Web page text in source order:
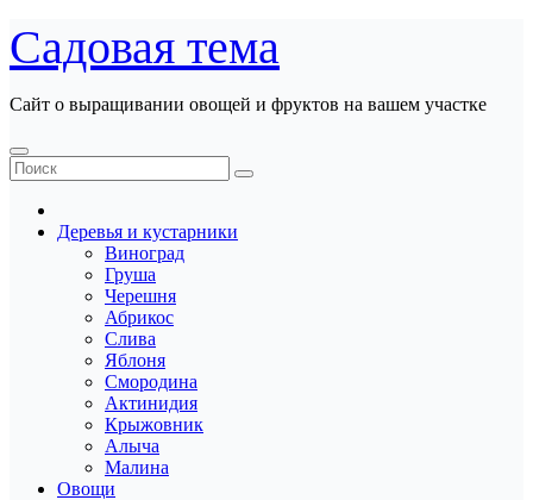
Перейти
к
содержанию
Садовая тема
Сайт о выращивании овощей и фруктов на вашем участке
Деревья и кустарники
Виноград
Груша
Черешня
Абрикос
Слива
Яблоня
Смородина
Актинидия
Крыжовник
Алыча
Малина
Овощи